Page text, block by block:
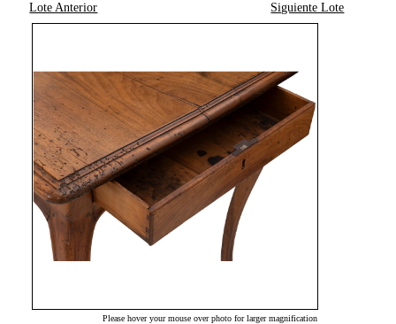
Lote Anterior Siguiente Lote
Please hover your mouse over photo for larger magnification